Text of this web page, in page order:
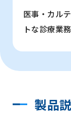
医事・カル
トな診療業務
製品